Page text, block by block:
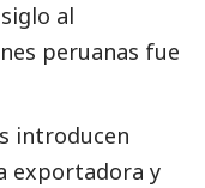
al
peruanas fue
introducen
exportadora y